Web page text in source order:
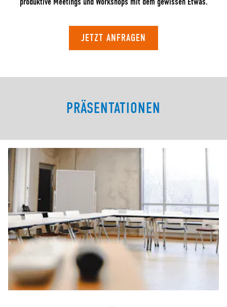
produktive Meetings und Workshops mit dem gewissen Etwas.
JETZT ANFRAGEN
PRÄSENTATIONEN